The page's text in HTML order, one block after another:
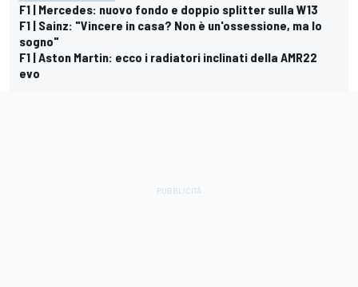
F1 | Mercedes: nuovo fondo e doppio splitter sulla W13
F1 | Sainz: "Vincere in casa? Non è un'ossessione, ma lo
sogno"
F1 | Aston Martin: ecco i radiatori inclinati della AMR22
evo